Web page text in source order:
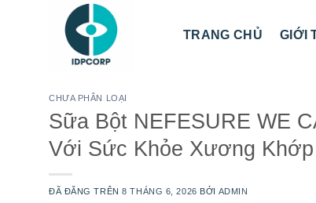
TRANG CHỦ GIỚI
CHƯA PHÂN LOẠI
Sữa Bột NEFESURE WE
Với Sức Khỏe Xương Khớp
ĐÃ ĐĂNG TRÊN8 THÁNG 6, 2026 BỞI ADMIN